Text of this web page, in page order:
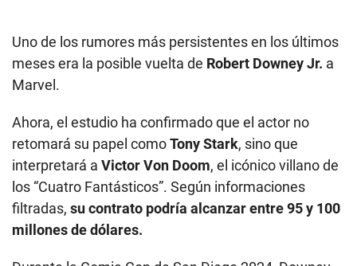
Uno de los rumores más persistentes en los últimos
meses era la posible vuelta de Robert Downey Jr. a
Marvel.
Ahora, el estudio ha confirmado que el actor no
retomará su papel comoTony Stark, sino que
interpretará a Victor Von Doom, el icónico villano de
los “Cuatro Fantásticos”. Según informaciones
filtradas, su contrato podría alcanzar entre 95 y 100
millones de dólares.